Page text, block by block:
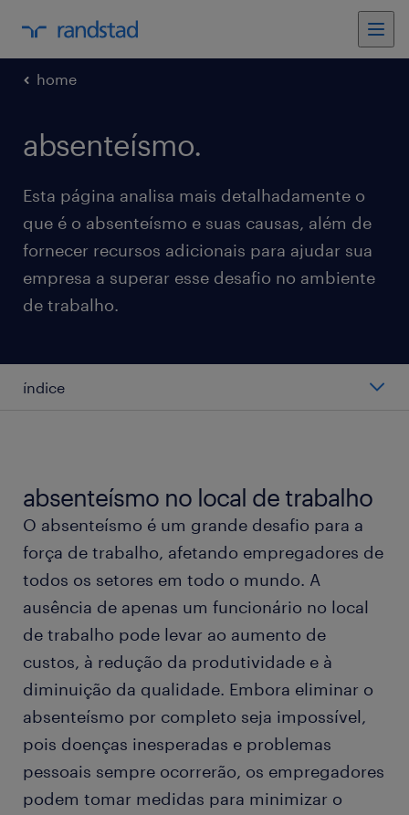
home
absenteísmo.
Esta página analisa mais detalhadamente o
que é o absenteísmo e suas causas, além de
fornecer recursos adicionais para ajudar sua
empresa a superar esse desafio no ambiente
de trabalho.
índice
principais causas de absenteísmo no local de
trabalho
medição do absenteísmo
impacto do absenteísmo no local de trabalho
medidas para prevenir o absenteísmo
absenteísmo no local de trabalho
O absenteísmo é um grande desafio para a
força de trabalho, afetando empregadores de
todos os setores em todo o mundo. A
ausência de apenas um funcionário no local
de trabalho pode levar ao aumento de
custos, à redução da produtividade e à
diminuição da qualidade. Embora eliminar o
absenteísmo por completo seja impossível,
pois doenças inesperadas e problemas
pessoais sempre ocorrerão, os empregadores
podem tomar medidas para minimizar o